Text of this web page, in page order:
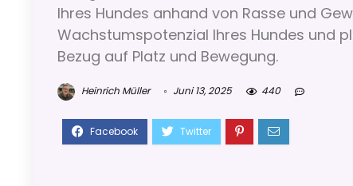
Ihres Hundes anhand von Rasse und
Wachstumspotenzial Ihres Hundes und
Bezug auf Platz und Bewegung.
Heinrich Müller Juni 13, 2025 440